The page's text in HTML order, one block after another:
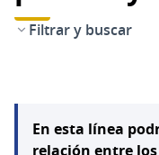
Filtrar y buscar
En esta línea
relación entre